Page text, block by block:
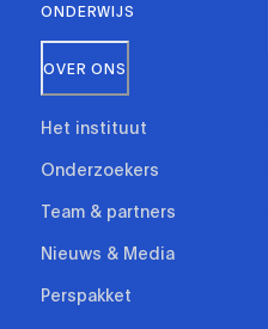
ONDERWIJS
OVER ONS
Het instituut
Onderzoekers
Team & partners
Nieuws & Media
Perspakket